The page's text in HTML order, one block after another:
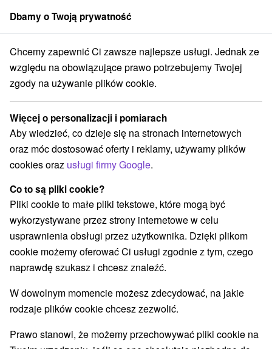
członek grupySorger
dla dzieci Stredné Slovensko Banskobystrický kraj Lučenec
Atrakcje dla dzieci Lučenec a v
okolí
Kategorie
Wszystkie kategorie
Atrakcje z adrenaliną
Atrakcje turystyczne(1)
Atrakcje dla dzieci(2) Aquaparki, baseny(1)
Sporty(1) Miejsca sakralne(1)
Dbamy o Twoją prywatność
Chcemy zapewnić Ci zawsze najlepsze usługi. Jednak ze
względu na obowiązujące prawo potrzebujemy Twojej
zgody na używanie plików cookie.
Więcej o personalizacji i pomiarach
Aby wiedzieć, co dzieje się na stronach internetowych
oraz móc dostosować oferty i reklamy, używamy plików
cookies oraz usługi firmy Google.
Co to są pliki cookie?
Pliki cookie to małe pliki tekstowe, które mogą być
wykorzystywane przez strony internetowe w celu
usprawnienia obsługi przez użytkownika. Dzięki plikom
cookie możemy oferować Ci usługi zgodnie z tym, czego
naprawdę szukasz i chcesz znaleźć.
W dowolnym momencie możesz zdecydować, na jakie
rodzaje plików cookie chcesz zezwolić.
Prawo stanowi, że możemy przechowywać pliki cookie na